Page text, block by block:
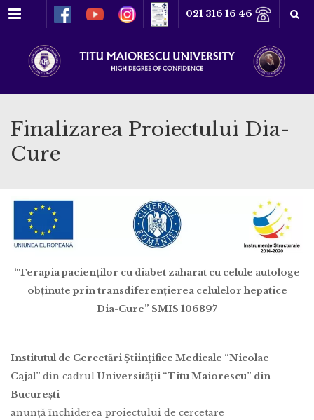
Menu 021 316 16 46
Finalizarea Proiectului Dia-
Cure
“Terapia pacienților cu diabet zaharat cu celule autologe
obținute printransdiferențierea celulelor hepatice
Dia-Cure” SMIS 106897
Institutul de Cercetări Științifice Medicale “Nicolae
Cajal” din cadrulUniversității “Titu Maiorescu” din
București
anunță închiderea proiectului de cercetare